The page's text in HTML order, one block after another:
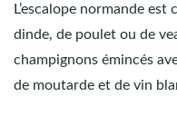
L’escalope normande
dinde, de poulet ou de
champignons émincés
de moutarde et de vin